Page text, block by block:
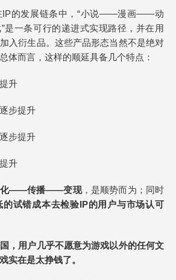
IP的发展链条中，“小说——漫画——动
一条可行的递进式实现路径，并在用
入衍生品。这些产品形态当然不是绝对
体而言，这样的顺延具备几个特点：
升
步提升
步提升
升
化——传播——变现，是顺势而为；同时
试错成本去检验IP的用户与市场认可
，用户几乎不愿意为游戏以外的任何文
实在是太挣钱了。